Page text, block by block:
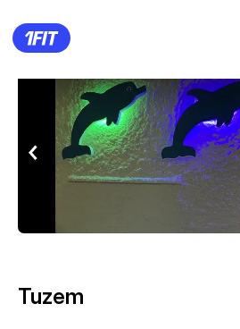
13 types of classes
Tuzem —
Tuzem